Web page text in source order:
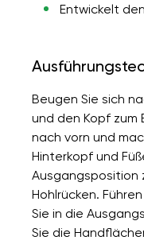
Entwickelt
Beugen Sie sich
und den Kopf zum
nach vorn und
Hinterkopf und
Ausgangsposition
Hohlrücken.
Sie in die
Sie die